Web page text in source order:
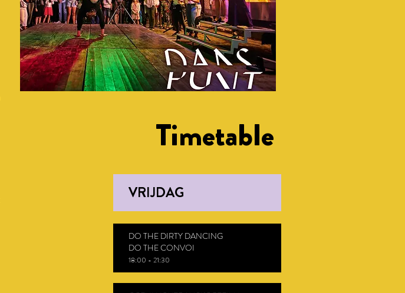
Timetable
VRIJDAG
DO THE DIRTY DANCING
DO THE CONVOI
18:00 - 21:30